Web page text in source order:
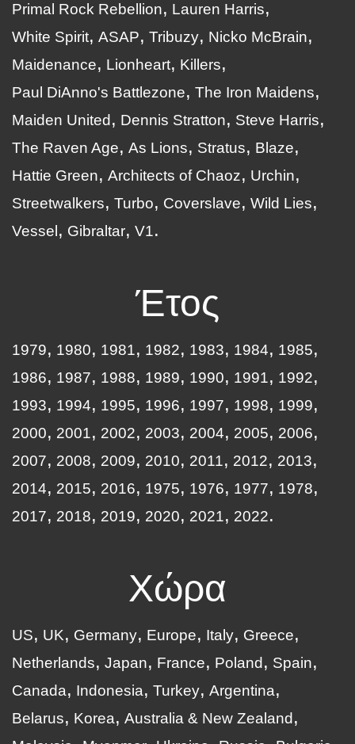
Primal Rock Rebellion
Lauren Harris
White Spirit ASAP Tribuzy
Nicko McBrain
Maidenance
Lionheart
Killers
Paul DiAnno's Battlezone
The Iron Maidens
Maiden United
Dennis Stratton
Steve Harris
The Raven Age
As Lions Stratus
Blaze
Hattie Green
Architects of Chaoz
Urchin
Streetwalkers
Turbo Coverslave
Wild Lies
Vessel
Gibraltar V1
Έτος
1979 1980 1981 1982 1983 1984
1985
1986
1987 1988 1989 1990 1991
1992
1993
1994 1995 1996 1997 1998
1999
2000
2001 2002 2003 2004 2005
2006
2007
2008 2009 2010 2011 2012
2013
2014
2015 2016 1975 1976 1977
1978
2017
2018 2019 2020 2021 2022
Χώρα
US UK Germany Europe Italy
Greece
Netherlands
Japan France Poland
Spain
Canada
Indonesia Turkey Argentina
Belarus
Korea
Australia & New Zealand